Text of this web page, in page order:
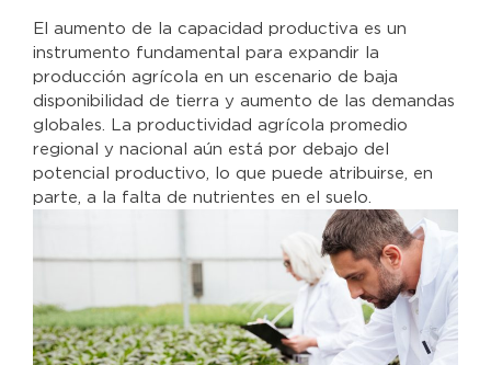
El aumento de la capacidad productiva es un
instrumento fundamental para expandir la
producción agrícola en un escenario de baja
disponibilidad de tierra y aumento de las demandas
globales. La productividad agrícola promedio
regional y nacional aún está por debajo del
potencial productivo, lo que puede atribuirse, en
parte, a la falta de nutrientes en el suelo.